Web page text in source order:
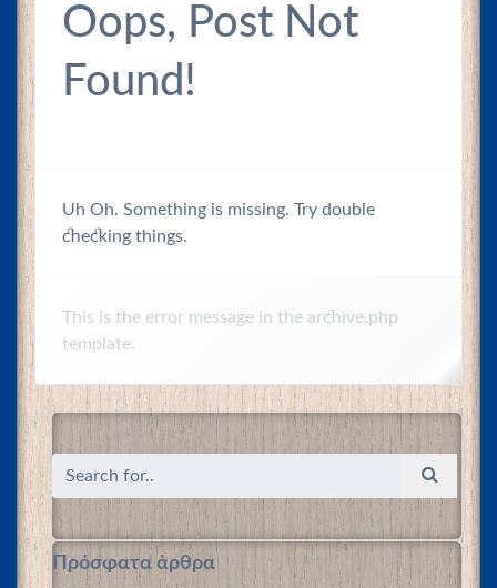
Oops, Post Not
Found!
Uh Oh. Something is missing. Try double
checking things.
This is the error message in the archive.php
template.
Πρόσφατα άρθρα